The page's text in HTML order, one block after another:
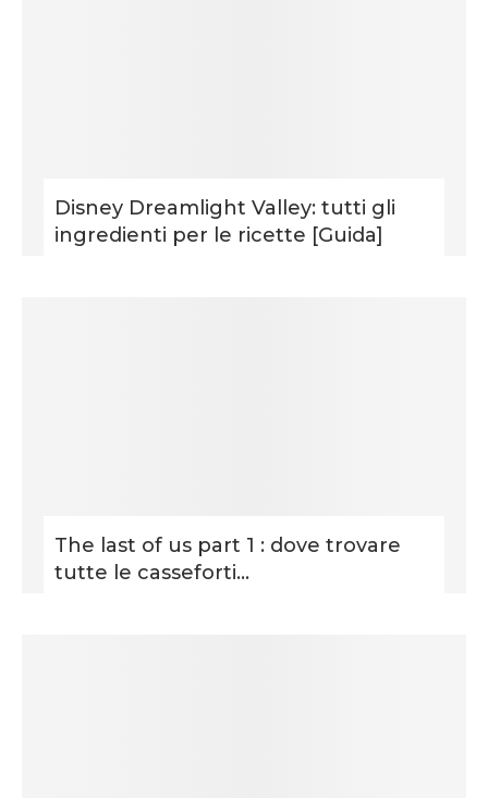
Disney Dreamlight Valley: tutti gli
ingredienti per le ricette [Guida]
The last of us part 1 : dove trovare
tutte le casseforti...